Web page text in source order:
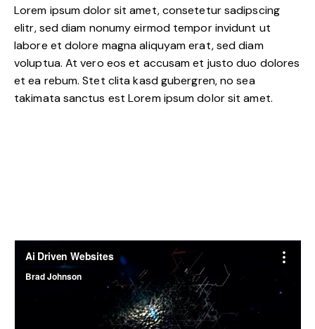
Lorem ipsum dolor sit amet, consetetur sadipscing
elitr, sed diam nonumy eirmod tempor invidunt ut
labore et dolore magna aliquyam erat, sed diam
voluptua. At vero eos et accusam et justo duo dolores
et ea rebum. Stet clita kasd gubergren, no sea
takimata sanctus est Lorem ipsum dolor sit amet.